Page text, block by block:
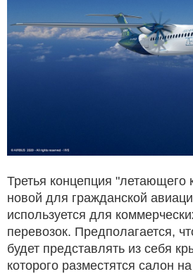
Третья концепция "летающего
новой для гражданской
используется для
перевозок. Предполагается,
будет представлять из себя
которого разместятся салон